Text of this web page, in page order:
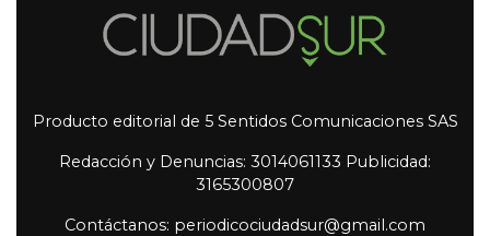
Producto editorial de 5 Sentidos Comunicaciones SAS
Redacción y Denuncias: 3014061133 Publicidad:
3165300807
Contáctanos: periodicociudadsur@gmail.com